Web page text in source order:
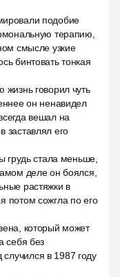
подобие
терапию,
смысле узкие
бинтовать тонкая
жизнь говорил чуть
он ненавидел
вешал на
заставлял его
грудь стала меньше,
деле он боялся,
растяжки в
потом сожгла по его
который может
себя без
в 1987 году